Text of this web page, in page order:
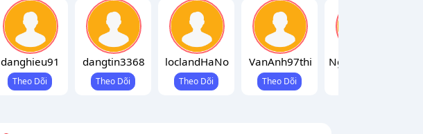
danghieu91 dangtin3368 loclandHaNo VanAnh97thi Nguyenhohuu